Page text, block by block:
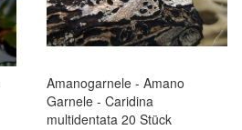
Amanogarnele - Amano
Garnele - Caridina
multidentata 20 Stück